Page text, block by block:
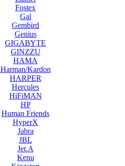
Fostex
Gal
Gembird
Genius
GIGABYTE
GINZZU
HAMA
Harman/Kardon
HARPER
Hercules
HiFiMAN
HP
Human Friends
HyperX
Jabra
JBL
Jet.A
Kenu